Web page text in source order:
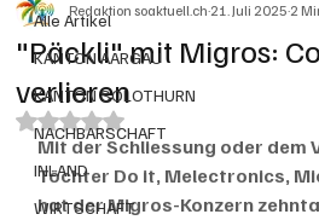
Alle Artikel
KANTON AARGAU
KANTON SOLOTHURN
NACHBARSCHAFT
INLAND
WIRTSCHAFT
"Päckli" mit Migros:
verlieren
Redaktion soaktuell.ch21. Juli 20252
Mit NaN von 5 Sternen bewertet.
Mit der Schliessung oder dem
Töchter Do it, Melectronics,
hat der Migros-Konzern